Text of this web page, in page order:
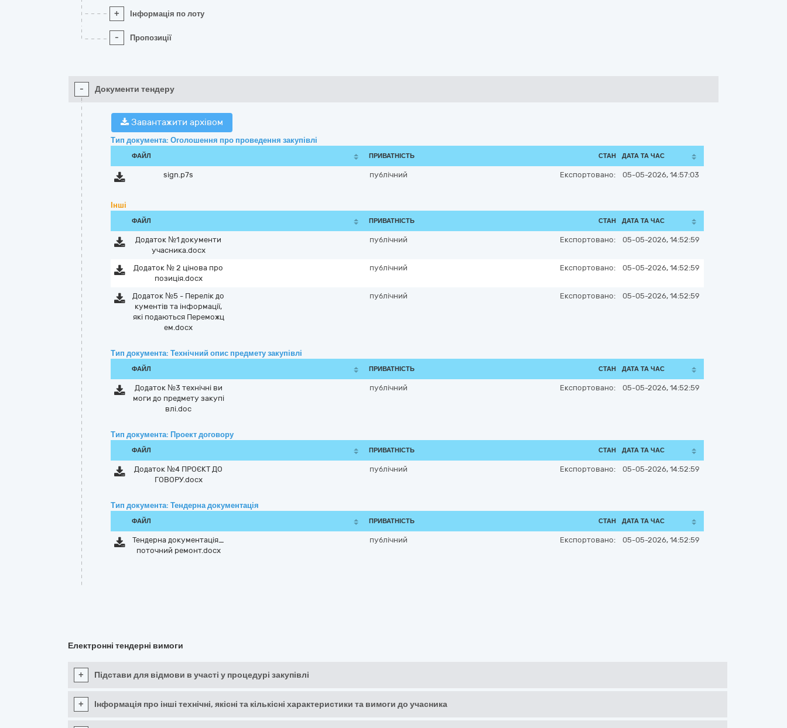
+ Інформація по лоту
- Пропозиції
- Документи тендеру
Завантажити архівом
Тип документа: Оголошення про проведення закупівлі
ФАЙЛ ПРИВАТНІСТЬ СТАН ДАТА ТА ЧАС
sign.p7s публічний Експортовано: 05-05-2026, 14:57:03
Інші
ФАЙЛ ПРИВАТНІСТЬ СТАН ДАТА ТА ЧАС
Додаток №1 документи
учасника.docx
публічний Експортовано: 05-05-2026, 14:52:59
Додаток № 2 цінова про
позиція.docx
публічний Експортовано: 05-05-2026, 14:52:59
Додаток №5 - Перелік до
кументів та інформації,
які подаються Переможц
ем.docx
публічний Експортовано: 05-05-2026, 14:52:59
Тип документа: Технічний опис предмету закупівлі
ФАЙЛ ПРИВАТНІСТЬ СТАН ДАТА ТА ЧАС
Додаток №3 технічні ви
моги до предмету закупі
влі.doc
публічний Експортовано: 05-05-2026, 14:52:59
Тип документа: Проект договору
ФАЙЛ ПРИВАТНІСТЬ СТАН ДАТА ТА ЧАС
Додаток №4 ПРОЄКТ ДО
ГОВОРУ.docx
публічний Експортовано: 05-05-2026, 14:52:59
Тип документа: Тендерна документація
ФАЙЛ ПРИВАТНІСТЬ СТАН ДАТА ТА ЧАС
Тендерна документація_
поточний ремонт.docx
публічний Експортовано: 05-05-2026, 14:52:59
Електронні тендерні вимоги
+ Підстави для відмови в участі у процедурі закупівлі
+ Інформація про інші технічні, якісні та кількісні характеристики та вимоги до учасника